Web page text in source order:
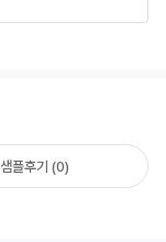
샘플후기 (0)